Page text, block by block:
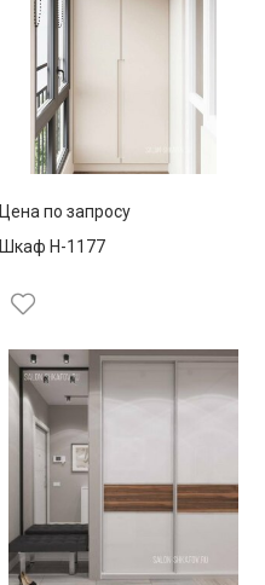
Цена по запросу
Шкаф Н-1177